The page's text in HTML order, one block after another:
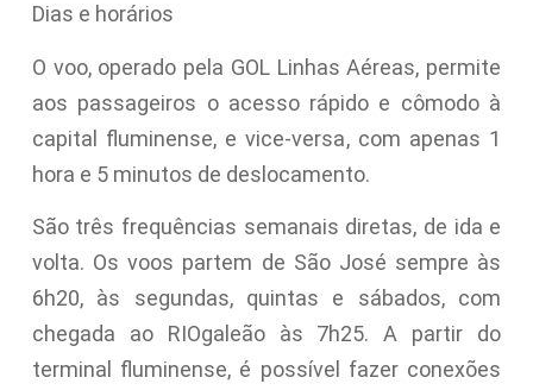
Dias e horários
O voo, operado pela GOL Linhas Aéreas, permite
aos passageiros o acesso rápido e cômodo à
capital fluminense, e vice-versa, com apenas 1
hora e 5 minutos de deslocamento.
São três frequências semanais diretas, de ida e
volta. Os voos partem de São José sempre às
6h20, às segundas, quintas e sábados, com
chegada ao RIOgaleão às 7h25. A partir do
terminal fluminense, é possível fazer conexões